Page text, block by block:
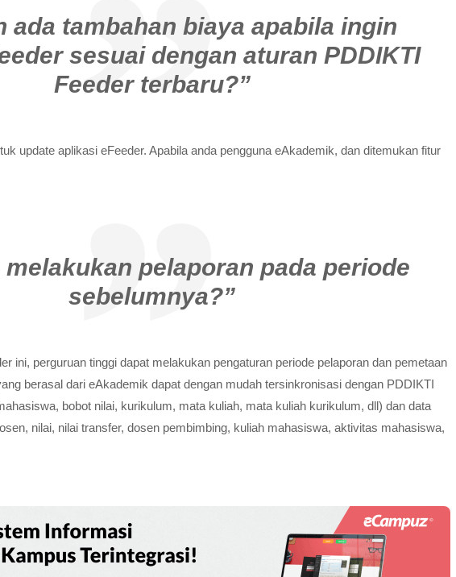
ada tambahan biaya apabila ingin
sesuai dengan aturan PDDIKTI
Feeder terbaru?”
update aplikasi eFeeder. Apabila anda pengguna eAkademik, dan ditemukan fitur
melakukan pelaporan pada periode
sebelumnya?”
ini, perguruan tinggi dapat melakukan pengaturan periode pelaporan dan pemetaan
berasal dari eAkademik dapat dengan mudah tersinkronisasi dengan PDDIKTI
bobot nilai, kurikulum, mata kuliah, mata kuliah kurikulum, dll) dan data
nilai, nilai transfer, dosen pembimbing, kuliah mahasiswa, aktivitas mahasiswa,